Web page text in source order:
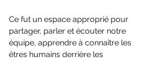
Ce fut un espace approprié pour
partager, parler et écouter notre
équipe, apprendre à connaître les
êtres humains derrière les